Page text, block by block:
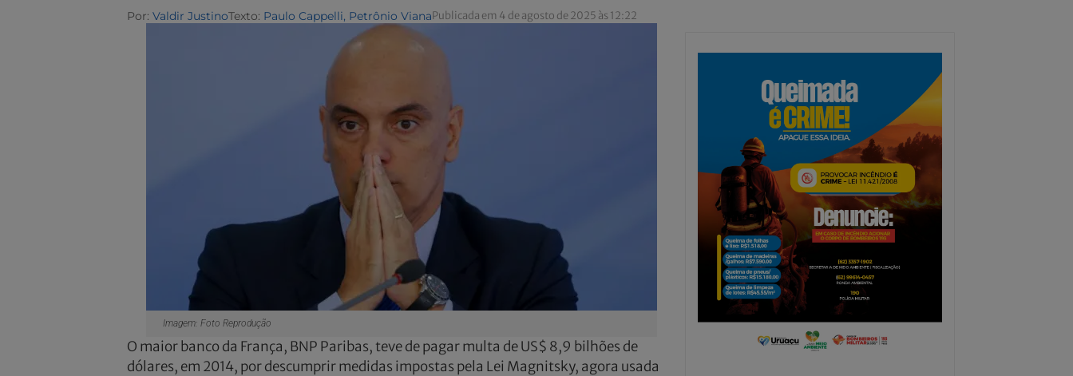
Por: Valdir JustinoTexto: Paulo Cappelli, Petrônio VianaPublicada em 4 de agosto de 2025 às 12:22
Imagem: Foto Reprodução
O maior banco da França, BNP Paribas, teve de pagar multa de US$ 8,9 bilhões de
dólares, em 2014, por descumprir medidas impostas pela Lei Magnitsky, agora usada